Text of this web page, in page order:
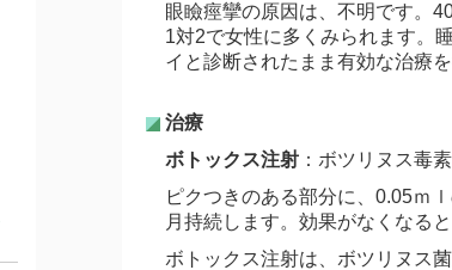
眼瞼痙攣の原因は、不明です。
1対2で女性に多くみられます。
イと診断されたまま有効な治療
治療
ボトックス注射 ：ボツリヌス毒
ピクつきのある部分に、0.05ｍ
月持続します。効果がなくなる
ボトックス注射は、ボツリヌス